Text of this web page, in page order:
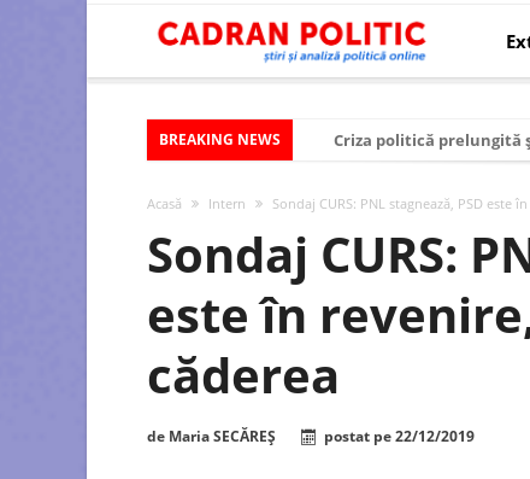
BREAKING NEWS
Criza politică
Modelul economic al
Occidentul obosit și
Viitorul României în
Controlul minții prin
Acasă Intern Sondaj CURS: PNL stagnează, PSD este
Sondaj CURS:
este în
căderea
de Maria SECĂREȘ postat pe22/12/2019